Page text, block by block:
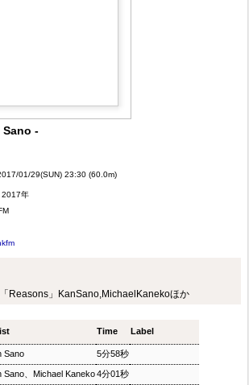
Sano -
01/29(SUN) 23:30 (60.0m)
2017年
Reasons」KanSano,MichaelKanekoほか
Time Label
Sano 5分58秒
Sano、Michael Kaneko4分01秒